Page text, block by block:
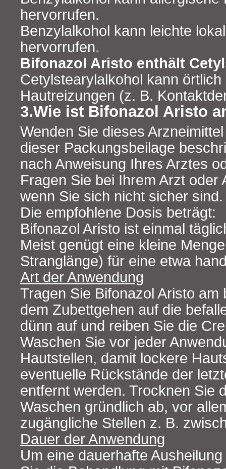
hervorrufen.
Benzylalkohol kann leichte
hervorrufen.
Bifonazol Aristo enthält
Cetylstearylalkohol kann örtlich
Hautreizungen (z. B.
3.Wie ist Bifonazol Aristo
Wenden Sie dieses
dieser Packungsbeilage
nach Anweisung Ihres Arztes
Fragen Sie bei Ihrem Arzt oder
wenn Sie sich nicht sicher sind.
Die empfohlene Dosis beträgt:
Bifonazol Aristo ist einmal
Meist genügt eine kleine
Stranglänge) für eine etwa
Art der Anwendung
Tragen Sie Bifonazol Aristo am
dem Zubettgehen auf die
dünn auf und reiben Sie die
Waschen Sie vor jeder
Hautstellen, damit lockere
eventuelle Rückstände der
entfernt werden. Trocknen Sie
Waschen gründlich ab, vor
zugängliche Stellen z. B.
Dauer der Anwendung
Um eine dauerhafte